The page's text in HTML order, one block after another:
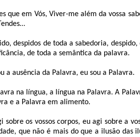
que em Vós, Viver-me além da vossa
despidos de toda a sabedoria,
de toda a semântica da palavra.
a ausência da Palavra, eu sou a Palavra.
na língua, a língua na Palavra. A
e a Palavra em alimento.
sobre os vossos corpos, eu agi sobre a
que não é mais do que a ilusão das